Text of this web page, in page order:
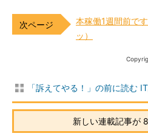
本稼働1週間前で
ッ）
「訴えてやる！」の前に読む
新しい連載記事が